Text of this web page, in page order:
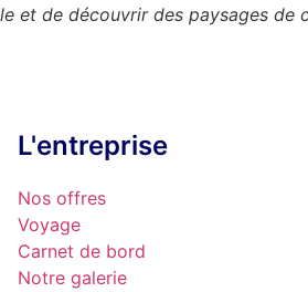
et de découvrir des paysages de
L'entreprise
Nos offres
Voyage
Carnet de bord
Notre galerie